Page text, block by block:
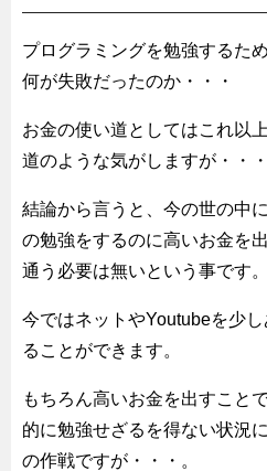
プログラミングを勉強するた
何が失敗だったのか・・・
お金の使い道としてはこれ以
道のような気がしますが・・・
結論から言うと、今の世の中
の勉強をするのに高いお金を
通う必要は無いという事です。
今ではネットやYoutubeを少
ることができます。
もちろん高いお金を出すこと
的に勉強せざるを得ない状況
の作戦ですが・・・。